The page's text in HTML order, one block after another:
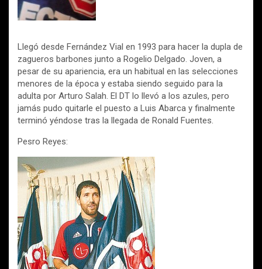
Llegó desde Fernández Vial en 1993 para hacer la dupla de
zagueros barbones junto a Rogelio Delgado. Joven, a
pesar de su apariencia, era un habitual en las selecciones
menores de la época y estaba siendo seguido para la
adulta por Arturo Salah. El DT lo llevó a los azules, pero
jamás pudo quitarle el puesto a Luis Abarca y finalmente
terminó yéndose tras la llegada de Ronald Fuentes.
Pesro Reyes: